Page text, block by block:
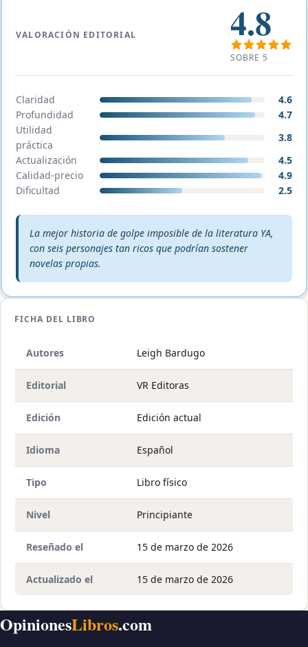
VALORACIÓN EDITORIAL 4.8
SOBRE 5
Claridad
4.6
Profundidad
4.7
Utilidad
práctica
3.8
Actualización
4.5
Calidad-precio
4.9
Dificultad
2.5
Veredicto editorial:
La mejor historia de golpe imposible de la literatura YA,
con seis personajes tan ricos que podrían sostener
novelas propias.
FICHA DEL LIBRO
Autores Leigh Bardugo
Editorial VR Editoras
Edición Edición actual
Idioma Español
Tipo Libro físico
Nivel Principiante
Reseñado el 15 de marzo de 2026
Actualizado el 15 de marzo de 2026
OpinionesLibros.com